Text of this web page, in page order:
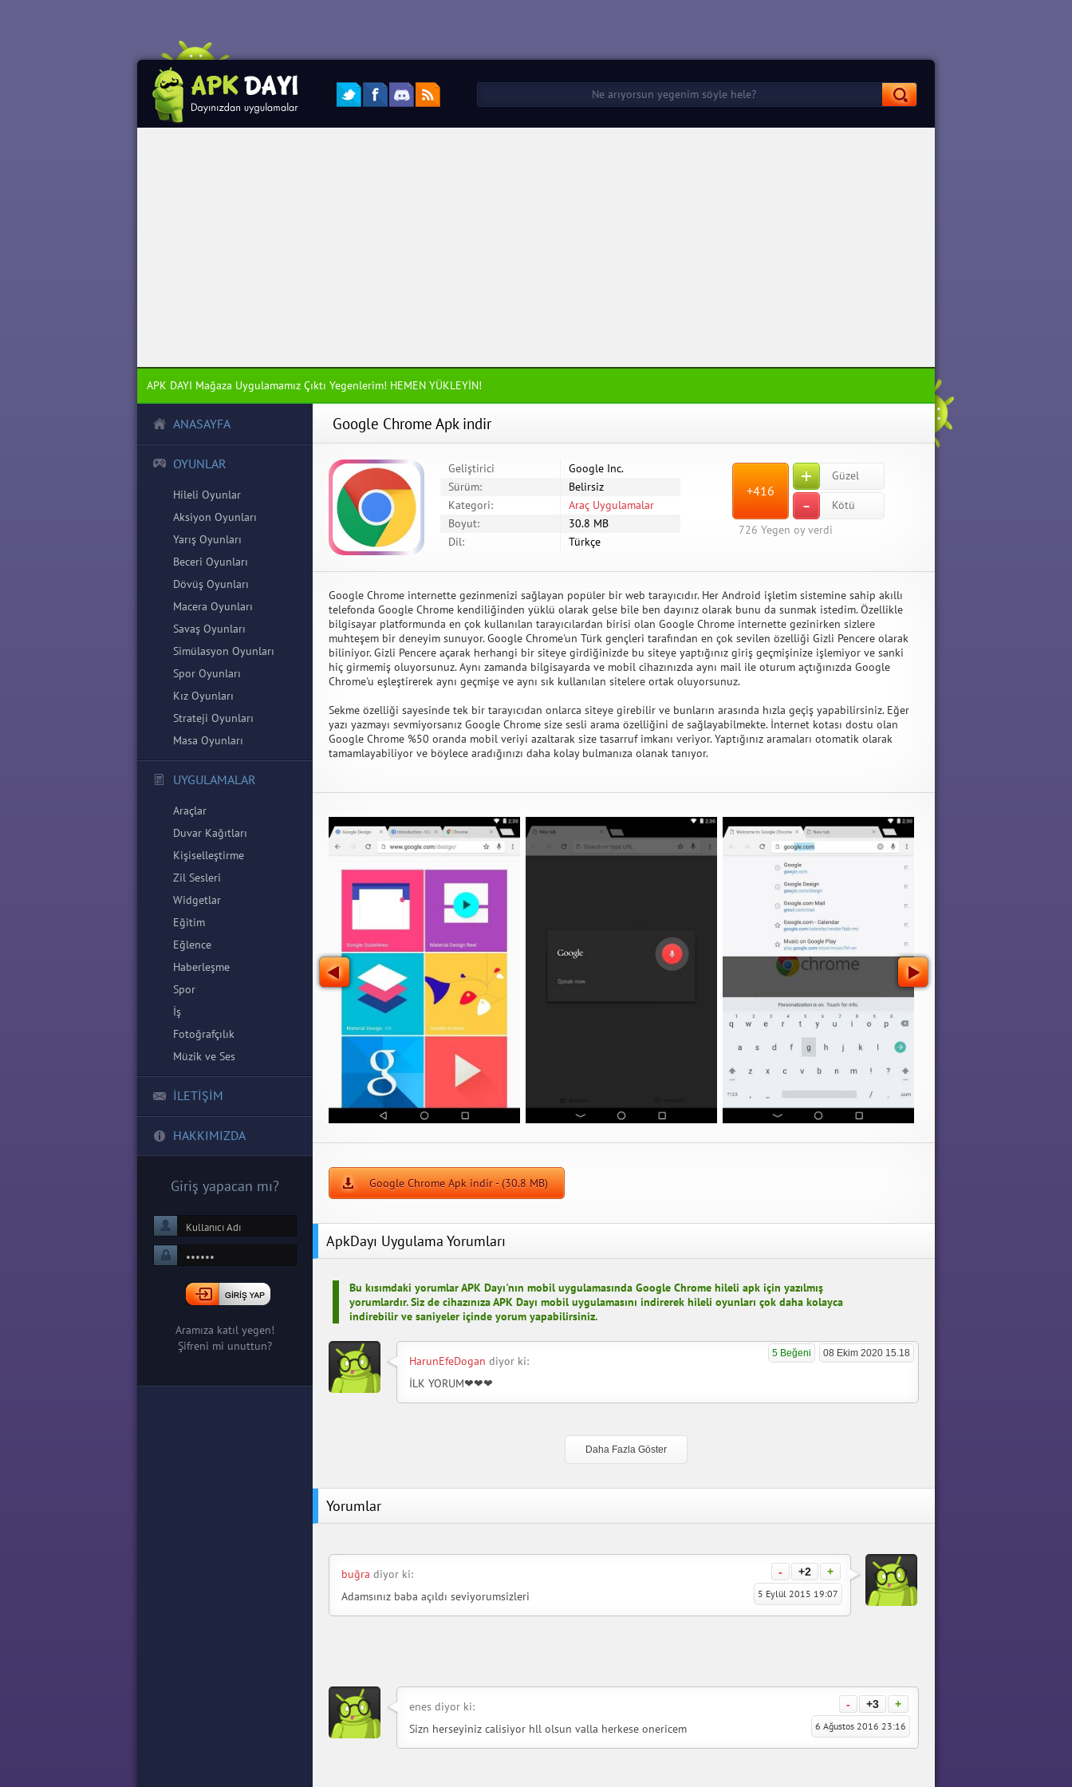
APK DAYI Mağaza Uygulamamız Çıktı Yegenlerim! HEMEN YÜKLEYİN!
ANASAYFA
OYUNLAR
Hileli Oyunlar
Aksiyon Oyunları
Yarış Oyunları
Beceri Oyunları
Dövüş Oyunları
Macera Oyunları
Savaş Oyunları
Simülasyon Oyunları
Spor Oyunları
Kız Oyunları
Strateji Oyunları
Masa Oyunları
UYGULAMALAR
Araçlar
Duvar Kağıtları
Kişiselleştirme
Zil Sesleri
Widgetlar
Eğitim
Eğlence
Haberleşme
Spor
İş
Fotoğrafçılık
Müzik ve Ses
İLETİŞİM
HAKKIMIZDA
Giriş yapacan mı?
Aramıza katıl yegen!
Şifreni mi unuttun?
Google Chrome Apk indir
Geliştirici
Google Inc.
Sürüm:
Belirsiz
Kategori:
Araç Uygulamalar
Boyut:
30.8 MB
Dil:
Türkçe
+416
+ Güzel
-
Kötü
726 Yegen oy verdi
Google Chrome internette gezinmenizi sağlayan popüler bir web tarayıcıdır. Her Android işletim sistemine sahip akıllı
telefonda Google Chrome kendiliğinden yüklü olarak gelse bile ben dayınız olarak bunu da sunmak istedim. Özellikle
bilgisayar platformunda en çok kullanılan tarayıcılardan birisi olan Google Chrome internette gezinirken sizlere
muhteşem bir deneyim sunuyor. Google Chrome'un Türk gençleri tarafından en çok sevilen özelliği Gizli Pencere olarak
biliniyor. Gizli Pencere açarak herhangi bir siteye girdiğinizde bu siteye yaptığınız giriş geçmişinize işlemiyor ve sanki
hiç girmemiş oluyorsunuz. Aynı zamanda bilgisayarda ve mobil cihazınızda aynı mail ile oturum açtığınızda Google
Chrome'u eşleştirerek aynı geçmişe ve aynı sık kullanılan sitelere ortak oluyorsunuz.
Sekme özelliği sayesinde tek bir tarayıcıdan onlarca siteye girebilir ve bunların arasında hızla geçiş yapabilirsiniz. Eğer
yazı yazmayı sevmiyorsanız Google Chrome size sesli arama özelliğini de sağlayabilmekte. İnternet kotası dostu olan
Google Chrome %50 oranda mobil veriyi azaltarak size tasarruf imkanı veriyor. Yaptığınız aramaları otomatik olarak
tamamlayabiliyor ve böylece aradığınızı daha kolay bulmanıza olanak tanıyor.
Google Chrome Apk indir - (30.8 MB)
ApkDayı Uygulama Yorumları
Bu kısımdaki yorumlar APK Dayı'nın mobil uygulamasında Google Chrome hileli apk için yazılmış
yorumlardır. Siz de cihazınıza APK Dayı mobil uygulamasını indirerek hileli oyunları çok daha kolayca
indirebilir ve saniyeler içinde yorum yapabilirsiniz.
08 Ekim 2020 15.18
5 Beğeni
HarunEfeDogan diyor ki:
İLK YORUM❤❤❤
Daha Fazla Göster
Yorumlar
- +2 +
buğra diyor ki:
5 Eylül 2015 19:07
Adamsınız baba açıldı seviyorumsizleri
- +3 +
enes diyor ki:
6 Ağustos 2016 23:16
Sizn herseyiniz calisiyor hll olsun valla herkese onericem